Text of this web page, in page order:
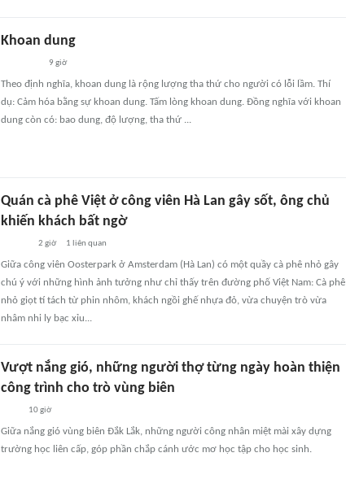
Khoan dung
9 giờ
Theo định nghĩa, khoan dung là rộng lượng tha thứ cho người có lỗi lầm. Thí
dụ: Cảm hóa bằng sự khoan dung. Tấm lòng khoan dung. Đồng nghĩa với khoan
dung còn có: bao dung, độ lượng, tha thứ ...
Quán cà phê Việt ở công viên Hà Lan gây sốt, ông chủ
khiến khách bất ngờ
2 giờ 1 liên quan
Giữa công viên Oosterpark ở Amsterdam (Hà Lan) có một quầy cà phê nhỏ gây
chú ý với những hình ảnh tưởng như chỉ thấy trên đường phố Việt Nam: Cà phê
nhỏ giọt tí tách từ phin nhôm, khách ngồi ghế nhựa đỏ, vừa chuyện trò vừa
nhâm nhi ly bạc xỉu...
Vượt nắng gió, những người thợ từng ngày hoàn thiện
công trình cho trò vùng biên
10 giờ
Giữa nắng gió vùng biên Đắk Lắk, những người công nhân miệt mài xây dựng
trường học liên cấp, góp phần chắp cánh ước mơ học tập cho học sinh.